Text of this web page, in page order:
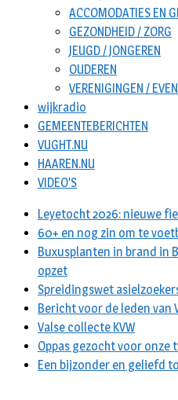
ACCOMODATIES EN
GEZONDHEID / ZORG
JEUGD / JONGEREN
OUDEREN
VERENIGINGEN /
wijkradio
GEMEENTEBERICHTEN
VUGHT.NU
HAAREN.NU
VIDEO’S
Leyetocht 2026: nieuwe
60+ en nog zin om te
Buxusplanten in brand in
opzet
Spreidingswet
Bericht voor de leden van
Valse collecte KVW
Oppas gezocht voor onze
Een bijzonder en geliefd